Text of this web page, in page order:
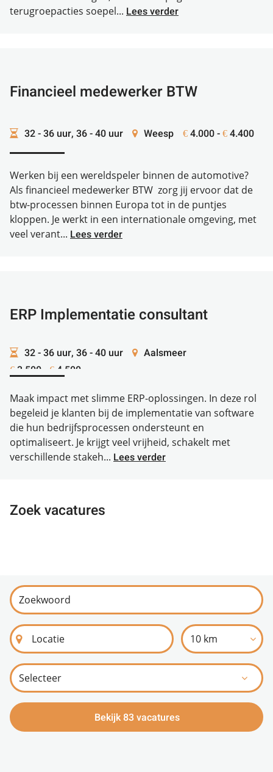
terugroepacties soepel... Lees verder
Financieel medewerker BTW
32 - 36 uur, 36 - 40 uur Weesp € 4.000 - € 4.400
Werken bij een wereldspeler binnen de automotive?
Als financieel medewerker BTW zorg jij ervoor dat de
btw-processen binnen Europa tot in de puntjes
kloppen. Je werkt in een internationale omgeving, met
veel verant... Lees verder
ERP Implementatie consultant
32 - 36 uur, 36 - 40 uur Aalsmeer
€ 3.500 - € 4.500
Maak impact met slimme ERP-oplossingen. In deze rol
begeleid je klanten bij de implementatie van software
die hun bedrijfsprocessen ondersteunt en
optimaliseert. Je krijgt veel vrijheid, schakelt met
verschillende stakeh... Lees verder
Zoek vacatures
10 km
Bekijk 83 vacatures